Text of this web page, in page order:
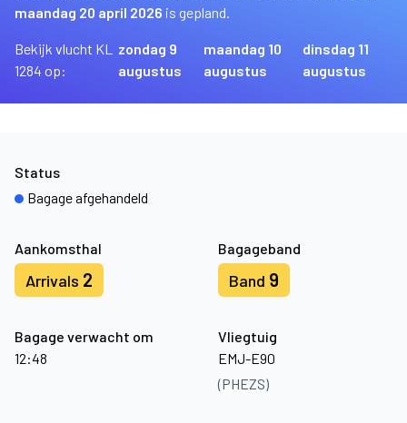
maandag 20 april 2026 is gepland.
Bekijk vlucht KL
1284 op:
zondag 9
augustus
maandag 10
augustus
dinsdag 11
augustus
Aankomsthal
Arrivals 2
Bagageband
Band 9
Bagage verwacht om
12:48
Vliegtuig
EMJ-E90
(PHEZS)
Status
Bagage afgehandeld